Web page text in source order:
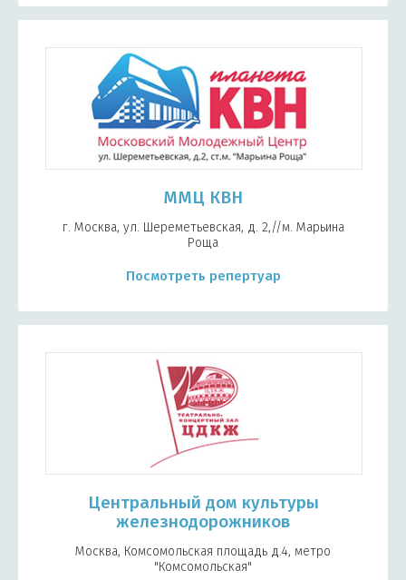
ММЦ КВН
г. Москва, ул. Шереметьевская, д. 2,//м. Марьина
Роща
Посмотреть репертуар
Центральный дом культуры
железнодорожников
Москва, Комсомольская площадь д.4, метро
"Комсомольская"